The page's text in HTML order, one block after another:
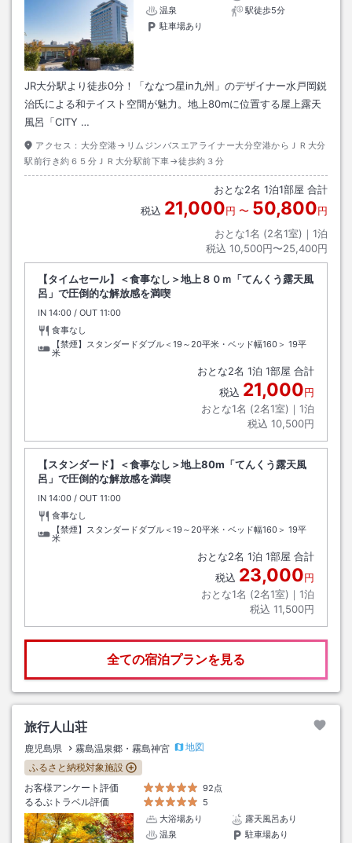
温泉
駅徒歩5分
駐車場あり
JR大分駅より徒歩0分！「ななつ星in九州」のデザイナー水戸岡鋭
治氏による和テイスト空間が魅力。地上80mに位置する屋上露天
風呂「CITY …
アクセス： 大分空港→リムジンバスエアライナー大分空港からＪＲ大分
駅前行き約６５分ＪＲ大分駅前下車→徒歩約３分
おとな2名 1泊1部屋 合計
税込 21,000円 〜 50,800円
おとな1名 (2名1室)｜ 1泊
税込 10,500円〜25,400円
【タイムセール】＜食事なし＞地上８０ｍ「てんくう露天風
呂」で圧倒的な解放感を満喫
IN チェックイン
14:00 / OUT チェックアウト
11:00
食事なし
【禁煙】スタンダードダブル＜19～20平米・ベッド幅160＞ 19平
米
おとな2名 1泊 1部屋 合計
税込 21,000円
おとな1名 (2名1室)｜ 1泊
税込 10,500円
【スタンダード】＜食事なし＞地上80m「てんくう露天風
呂」で圧倒的な解放感を満喫
IN チェックイン
14:00 / OUT チェックアウト
11:00
食事なし
【禁煙】スタンダードダブル＜19～20平米・ベッド幅160＞ 19平
米
おとな2名 1泊 1部屋 合計
税込 23,000円
おとな1名 (2名1室)｜ 1泊
税込 11,500円
全ての宿泊プランを見る
旅行人山荘
鹿児島県 霧島温泉郷・霧島神宮
地図
ふるさと納税対象施設
お客様アンケート評価
92点
るるぶトラベル評価
5
大浴場あり
露天風呂あり
温泉
駐車場あり